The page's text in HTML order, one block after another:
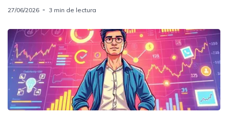
27/06/2026 3 min de lectura